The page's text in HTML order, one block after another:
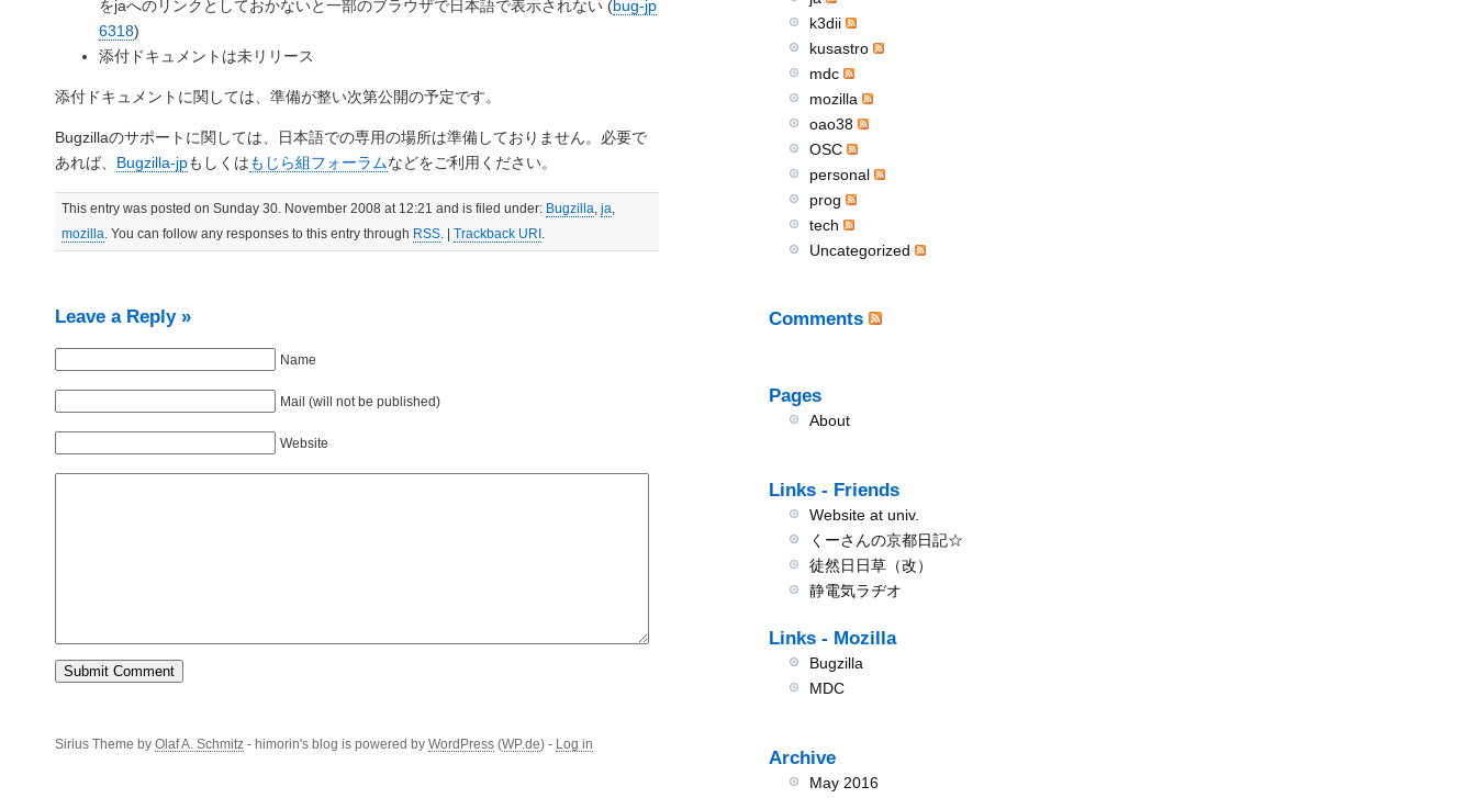
をjaへのリンクとしておかないと一部のブラウザで日本語で表示されない (bug-jp
6318)
添付ドキュメントは未リリース
添付ドキュメントに関しては、準備が整い次第公開の予定です。
Bugzillaのサポートに関しては、日本語での専用の場所は準備しておりません。必要で
あれば、 Bugzilla-jpもしくはもじら組フォーラムなどをご利用ください。
This entry was posted on Sunday 30. November 2008 at 12:21 and is filed under: Bugzilla ja
mozilla . You can follow any responses to this entry through RSS . | Trackback URI
Leave a Reply »
Name
Mail (will not be published)
Website
k3dii
kusastro
mdc
mozilla
oao38
OSC
personal
prog
tech
Uncategorized
Comments
Pages
About
Links - Friends
Website at univ.
くーさんの京都日記☆
徒然日日草（改）
静電気ラヂオ
Links - Mozilla
Bugzilla
MDC
Archive
May 2016
Sirius Theme by Olaf A. Schmitz - himorin's blog is powered by WordPress (WP.de) - Log in